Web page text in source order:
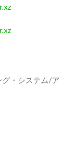
グ・システム/ア